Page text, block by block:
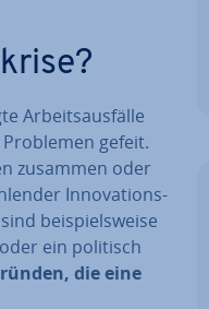
Ar­beits­aus­fäl­le
gefeit.
zusammen oder
In­no­va­ti­ons­
bei­spiels­wei­se
ein politisch
die eine